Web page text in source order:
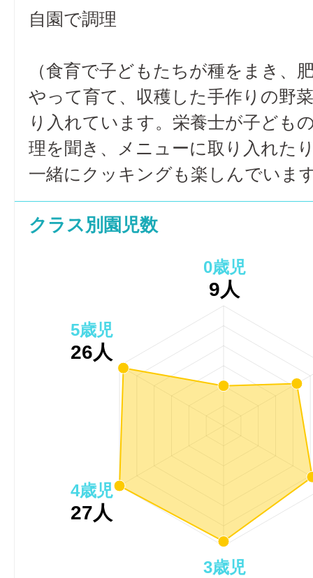
自園で調理
（食育で子どもたちが種をまき、
やって育て、収穫した手作りの野
り入れています。栄養士が子ども
理を聞き、メニューに取り入れた
一緒にクッキングも楽しんでいま
クラス別園児数
0歳児
9人
3歳児
4歳児
27人
5歳児
26人